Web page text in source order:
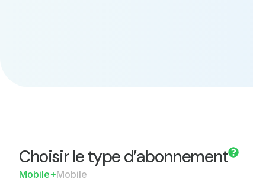
Choisir le type d’abonnement
Mobile+Mobile